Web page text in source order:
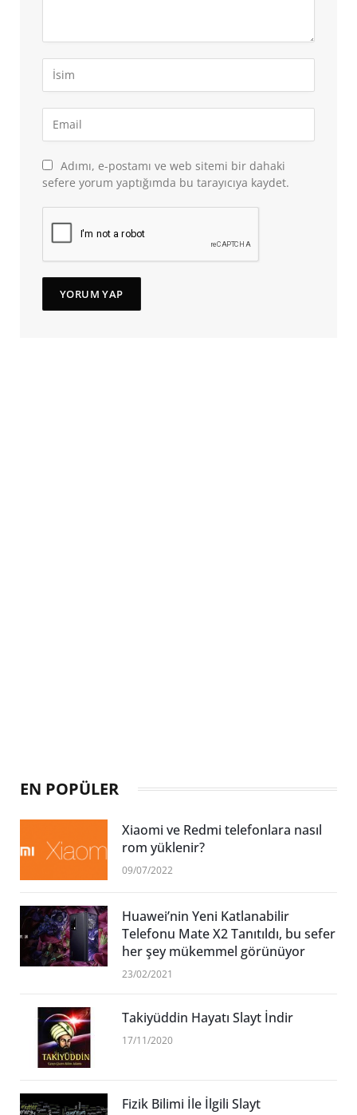
Adımı, e-postamı ve web sitemi bir dahaki
sefere yorum yaptığımda bu tarayıcıya kaydet.
EN POPÜLER
Xiaomi ve Redmi telefonlara nasıl
rom yüklenir?
09/07/2022
Huawei’nin Yeni Katlanabilir
Telefonu Mate X2 Tanıtıldı, bu sefer
her şey mükemmel görünüyor
23/02/2021
Takiyüddin Hayatı Slayt İndir
17/11/2020
Fizik Bilimi İle İlgili Slayt